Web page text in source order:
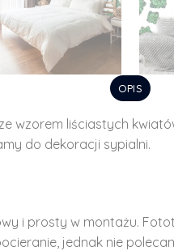
OPIS
wzorem liściastych
do dekoracji sypialni.
i prosty w montażu.
jednak nie